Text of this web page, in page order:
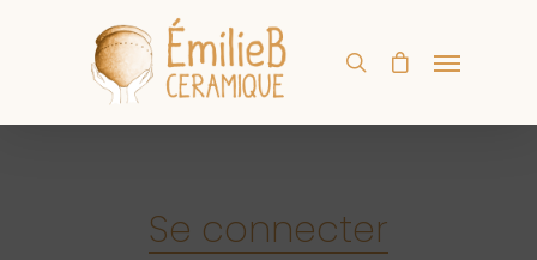
Se connecter